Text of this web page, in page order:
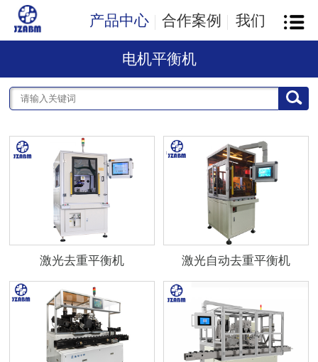
产品中心 合作案例 我们
电机平衡机
激光去重平衡机 激光自动去重平衡机